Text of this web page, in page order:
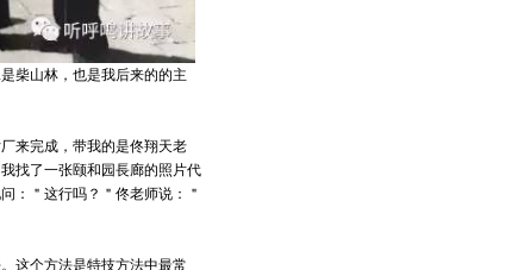
柴山林，也是我后来的的主
来完成，带我的是佟翔天老
找了一张颐和园長廊的照片代
：＂这行吗？＂佟老师说：＂
这个方法是特技方法中最常